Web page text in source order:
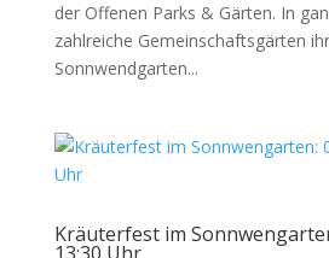
der Offenen Parks & Gärten. In
zahlreiche Gemeinschaftsgärten
Sonnwendgarten...
Kräuterfest im